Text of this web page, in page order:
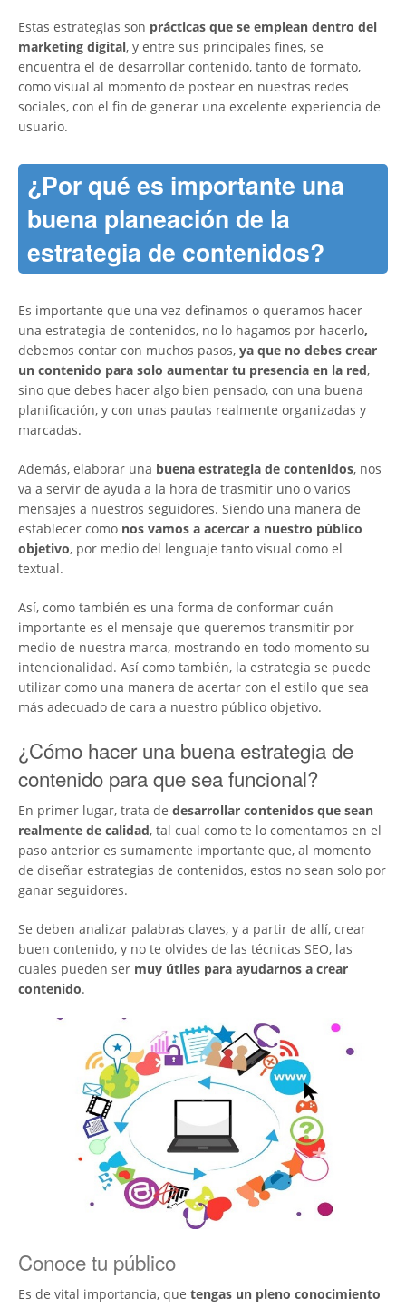
Estas estrategias son prácticas que se emplean dentro del
marketing digital, y entre sus principales fines, se
encuentra el de desarrollar contenido, tanto de formato,
como visual al momento de postear en nuestras redes
sociales, con el fin de generar una excelente experiencia de
usuario.
¿Por qué es importante una
buena planeación de la
estrategia de contenidos?
Es importante que una vez definamos o queramos hacer
una estrategia de contenidos, no lo hagamos por hacerlo,
debemos contar con muchos pasos, ya que no debes crear
un contenido para solo aumentar tu presencia en la red,
sino que debes hacer algo bien pensado, con una buena
planificación, y con unas pautas realmente organizadas y
marcadas.
Además, elaborar una buena estrategia de contenidos, nos
va a servir de ayuda a la hora de trasmitir uno o varios
mensajes a nuestros seguidores. Siendo una manera de
establecer como nos vamos a acercar a nuestro público
objetivo, por medio del lenguaje tanto visual como el
textual.
Así, como también es una forma de conformar cuán
importante es el mensaje que queremos transmitir por
medio de nuestra marca, mostrando en todo momento su
intencionalidad. Así como también, la estrategia se puede
utilizar como una manera de acertar con el estilo que sea
más adecuado de cara a nuestro público objetivo.
¿Cómo hacer una buena estrategia de
contenido para que sea funcional?
En primer lugar, trata de desarrollar contenidos que sean
realmente de calidad, tal cual como te lo comentamos en el
paso anterior es sumamente importante que, al momento
de diseñar estrategias de contenidos, estos no sean solo por
ganar seguidores.
Se deben analizar palabras claves, y a partir de allí, crear
buen contenido, y no te olvides de las técnicas SEO, las
cuales pueden ser muy útiles para ayudarnos a crear
contenido.
Conoce tu público
Es de vital importancia, que tengas un pleno conocimiento